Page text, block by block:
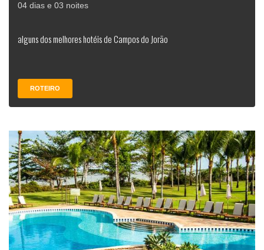
04 dias e 03 noites
alguns dos melhores hotéis de Campos do Jorão
ROTEIRO